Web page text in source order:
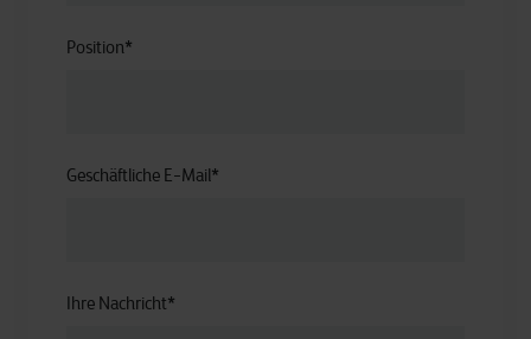
Position*
Geschäftliche E-Mail*
Ihre Nachricht*